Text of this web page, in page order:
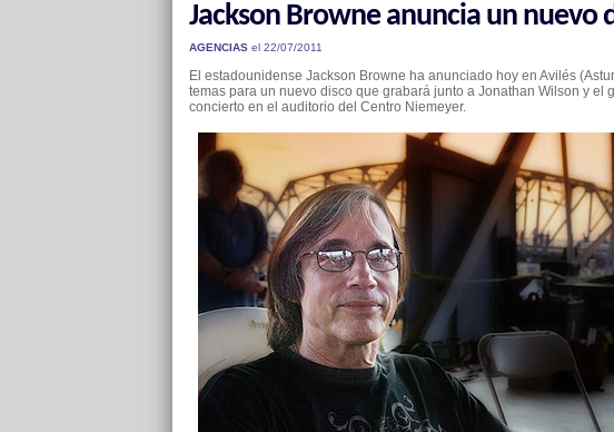
Jackson Browne anuncia un nuevo
AGENCIASel 22/07/2011
El estadounidense Jackson Browne ha anunciado hoy en Avilés
temas para un nuevo disco que grabará junto a Jonathan Wilson y el
concierto en el auditorio del Centro Niemeyer.